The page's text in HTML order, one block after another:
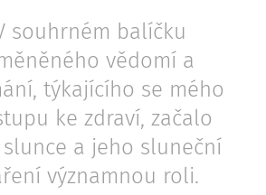
souhrném balíčku
vědomí a
týkajícího se mého
ke zdraví, začalo
slunce a jeho sluneční
významnou roli.